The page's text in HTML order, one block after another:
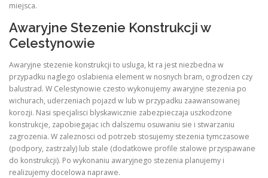
miejsca.
Awaryjne Stezenie Konstrukcji w
Celestynowie
Awaryjne stezenie konstrukcji to usluga, kt ra jest niezbedna w
przypadku naglego oslabienia element w nosnych bram, ogrodzen czy
balustrad. W Celestynowie czesto wykonujemy awaryjne stezenia po
wichurach, uderzeniach pojazd w lub w przypadku zaawansowanej
korozji. Nasi specjalisci blyskawicznie zabezpieczaja uszkodzone
konstrukcje, zapobiegajac ich dalszemu osuwaniu sie i stwarzaniu
zagrozenia. W zaleznosci od potrzeb stosujemy stezenia tymczasowe
(podpory, zastrzaly) lub stale (dodatkowe profile stalowe przyspawane
do konstrukcji). Po wykonaniu awaryjnego stezenia planujemy i
realizujemy docelowa naprawe.